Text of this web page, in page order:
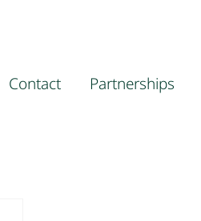
Contact Partnerships